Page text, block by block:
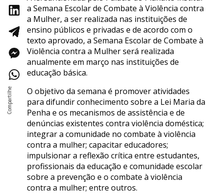
a Semana Escolar de Combate à Violência contra
a Mulher, a ser realizada nas instituições de
ensino públicos e privadas e de acordo com o
texto aprovado, a Semana Escolar de Combate à
Violência contra a Mulher será realizada
anualmente em março nas instituições de
educação básica.
O objetivo da semana é promover atividades
para difundir conhecimento sobre a Lei Maria da
Penha e os mecanismos de assistência e de
denúncias existentes contra violência doméstica;
integrar a comunidade no combate à violência
contra a mulher; capacitar educadores;
impulsionar a reflexão crítica entre estudantes,
profissionais da educação e comunidade escolar
sobre a prevenção e o combate à violência
contra a mulher; entre outros.